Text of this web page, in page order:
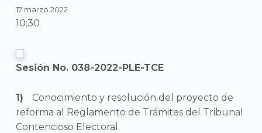
17 marzo 2022
10:30
Sesión No. 038-2022-PLE-TCE
Conocimiento y resolución del proyecto de
reforma al Reglamento de Trámites del Tribunal
Contencioso Electoral.